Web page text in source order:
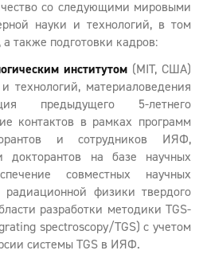
со следующими мировыми
науки и технологий, в том
также подготовки кадров:
институтом (MIT, США)
технологий, материаловедения
предыдущего 5-летнего
контактов в рамках программ
и сотрудников ИЯФ,
докторантов на базе научных
совместных научных
радиационной физики твердого
разработки методики TGS-
spectroscopy/TGS) с учетом
системы TGS в ИЯФ.